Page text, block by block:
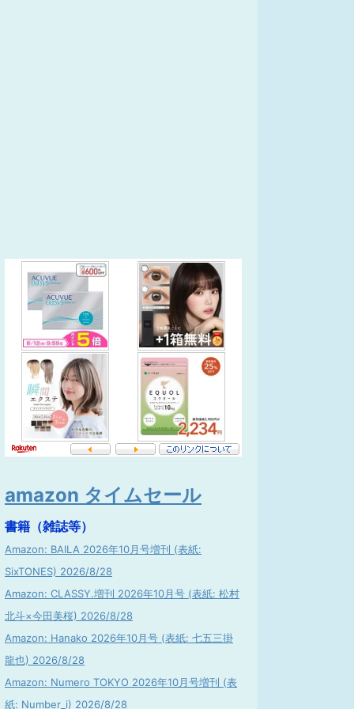
amazon タイムセール
書籍（雑誌等）
Amazon: BAILA 2026年10月号増刊 (表紙:
SixTONES) 2026/8/28
Amazon: CLASSY.増刊 2026年10月号 (表紙: 松村
北斗×今田美桜) 2026/8/28
Amazon: Hanako 2026年10月号 (表紙: 七五三掛
龍也) 2026/8/28
Amazon: Numero TOKYO 2026年10月号増刊 (表
紙: Number_i) 2026/8/28